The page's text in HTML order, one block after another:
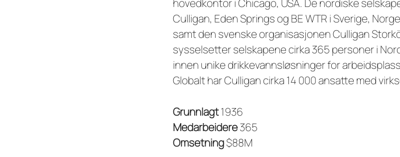
hovedkontor i Chicago, USA. De nordiske
Culligan, Eden Springs og BE WTR i Sverige,
samt den svenske organisasjonen Culligan
sysselsetter selskapene cirka 365 personer i
innen unike drikkevannsløsninger for
Globalt har Culligan cirka 14 000 ansatte med
Grunnlagt1936
Medarbeidere365
Omsetning$88M